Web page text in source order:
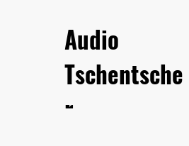
Audio
Tschentsche
r